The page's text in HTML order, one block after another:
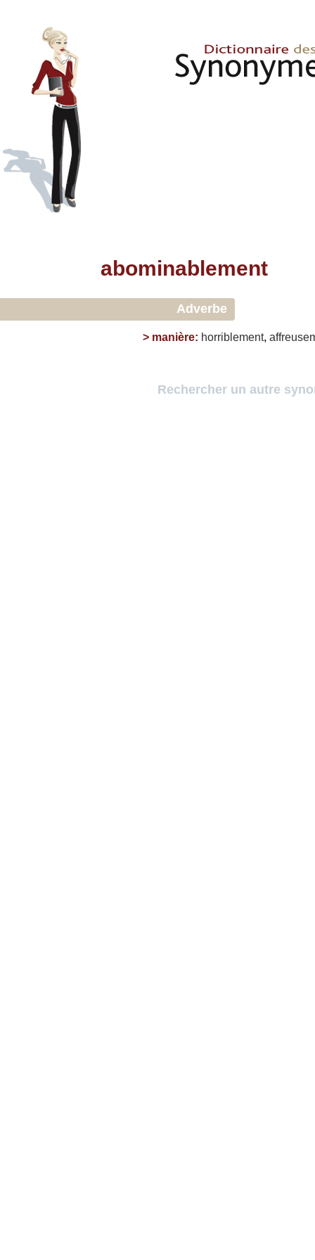
abominablement
Adverbe
> manière: horriblement,
Rechercher un autre